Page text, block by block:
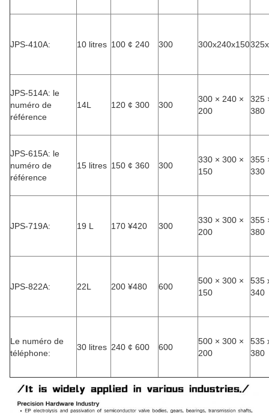
JPS-410A: 10 litres 100 ¢ 240 300 300x240x150
JPS-514A: le
numéro de
référence
14L 120 ¢ 300 300
300 × 240 ×
200
325
380
JPS-615A: le
numéro de
référence
15 litres 150 ¢ 360 300
330 × 300 ×
150
355
330
JPS-719A: 19 L 170 ¥420 300
330 × 300 ×
200
355
380
JPS-822A: 22L 200 ¥480 600
500 × 300 ×
150
535
340
Le numéro de
téléphone:
30 litres 240 ¢ 600 600
500 × 300 ×
200
535
380